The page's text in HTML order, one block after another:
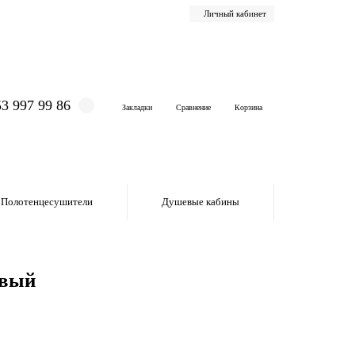
Личный кабинет
997 99 86 Закладки Сравнение Корзина
Полотенцесушители Душевые кабины